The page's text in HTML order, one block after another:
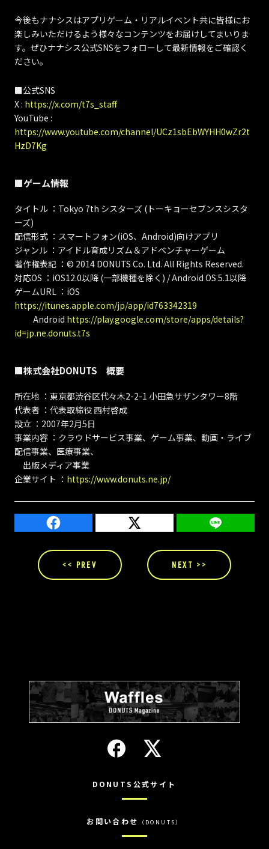
今後もナナシスはアプリゲーム・リアルイベント共に皆様にお
楽しみいただけるよう様々なコンテンツをお届けしてまいりま
す。ぜひナナシス公式SNSをフォローして最新情報をご確認く
ださい。
■公式SNS
X : https://x.com/t7s_staff
YouTube :
https://www.youtube.com/channel/UCz1sbEbWYHH0wZr2t
HzD7Kg
■ゲーム情報
タイトル ：Tokyo 7th シスターズ (トーキョーセブンスシスタ
ーズ)
配信形式 ：スマートフォン(iOS、Android)向けアプリ
ジャンル ：アイドル育成リズム＆アドベンチャーゲーム
著作権表記 ：© 2014 DONUTS Co. Ltd. All Rights Reserved.
対応OS ：iOS12.0以降 (一部機種を除く) / Android OS 5.1以降
ゲームURL ：iOS
https://itunes.apple.com/jp/app/id763342319
Android https://play.google.com/store/apps/details?
id=jp.ne.donuts.t7s
■株式会社DONUTS 概要
所在地 ：東京都渋谷区代々木2-2-1 小田急サザンタワー8階
代表者 ：代表取締役 西村啓成
設立 ：2007年2月5日
事業内容 ：クラウドサービス事業、ゲーム事業、動画・ライブ
配信事業、医療事業、
出版メディア事業
企業サイト ： https://www.donuts.ne.jp/
<< PREV NEXT >>
DONUTS公式サイト
お問い合わせ （DONUTS）